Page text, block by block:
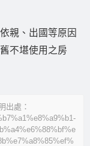
親、出國等原因
不堪使用之房
出處：